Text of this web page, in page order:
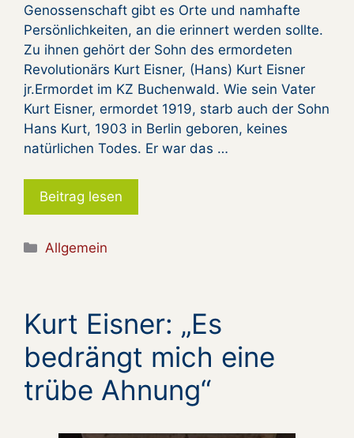
Genossenschaft gibt es Orte und namhafte
Persönlichkeiten, an die erinnert werden sollte.
Zu ihnen gehört der Sohn des ermordeten
Revolutionärs Kurt Eisner, (Hans) Kurt Eisner
jr.Ermordet im KZ Buchenwald. Wie sein Vater
Kurt Eisner, ermordet 1919, starb auch der Sohn
Hans Kurt, 1903 in Berlin geboren, keines
natürlichen Todes. Er war das …
Beitrag lesen
Kategorien
Allgemein
Kurt Eisner: „Es
bedrängt mich eine
trübe Ahnung“